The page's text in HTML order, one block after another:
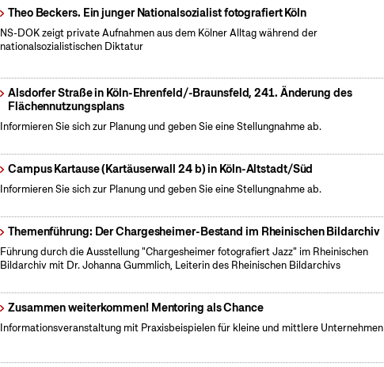
Theo Beckers. Ein junger Nationalsozialist fotografiert Köln
NS-DOK zeigt private Aufnahmen aus dem Kölner Alltag während der
nationalsozialistischen Diktatur
Alsdorfer Straße in Köln-Ehrenfeld/-Braunsfeld, 241. Änderung des
Flächennutzungsplans
Informieren Sie sich zur Planung und geben Sie eine Stellungnahme ab.
Campus Kartause (Kartäuserwall 24 b) in Köln-Altstadt/Süd
Informieren Sie sich zur Planung und geben Sie eine Stellungnahme ab.
Themenführung: Der Chargesheimer-Bestand im Rheinischen Bildarchiv
Führung durch die Ausstellung "Chargesheimer fotografiert Jazz" im Rheinischen
Bildarchiv mit Dr. Johanna Gummlich, Leiterin des Rheinischen Bildarchivs
Zusammen weiterkommen! Mentoring als Chance
Informationsveranstaltung mit Praxisbeispielen für kleine und mittlere Unternehmen